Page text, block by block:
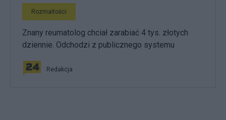
Rozmaitości
Znany reumatolog chciał zarabiać 4 tys. złotych
dziennie. Odchodzi z publicznego systemu
Redakcja